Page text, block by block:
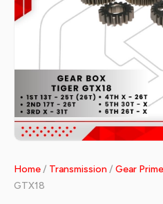
Home/ Transmission / Gear
GTX18